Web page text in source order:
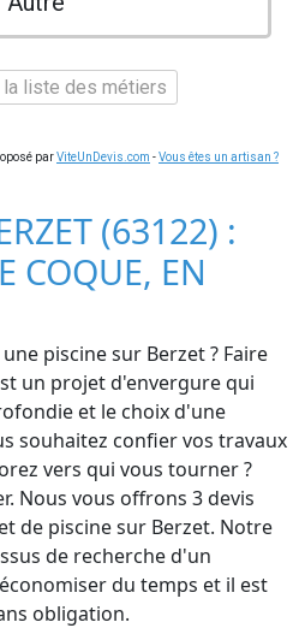
la liste des métiers
parViteUnDevis.com -Vous êtes un artisan ?
(63122) :
COQUE, EN
piscine sur Berzet ? Faire
un projet d'envergure qui
et le choix d'une
souhaitez confier vos travaux
vers qui vous tourner ?
Nous vous offrons 3 devis
de piscine sur Berzet. Notre
de recherche d'un
du temps et il est
obligation.